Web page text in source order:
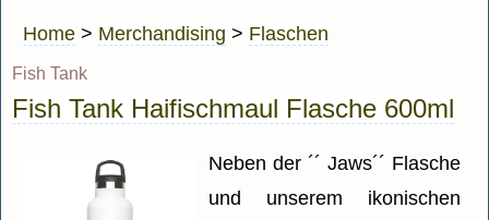
Home > Merchandising > Flaschen
Fish Tank
Fish Tank Haifischmaul Flasche 600ml
Neben der ´´ Jaws´´ Flasche
und unserem ikonischen